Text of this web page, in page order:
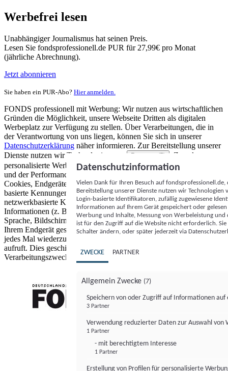
Werbefrei lesen
Unabhängiger Journalismus hat seinen Preis.
Lesen Sie fondsprofessionell.de PUR für 27,99€ pro Monat
(jährliche Abrechnung).
Jetzt abonnieren
Sie haben ein PUR-Abo? Hier anmelden.
FONDS professionell mit Werbung: Wir nutzen aus wirtschaftlichen
Gründen die Möglichkeit, unsere Webseite Dritten als digitalen
Werbeplatz zur Verfügung zu stellen. Über Verarbeitungen, die in
der Verantwortung von uns liegen, können Sie sich in unserer
Datenschutzerklärung näher informieren. Zur Bereitstellung unserer
Dienste nutzen wir Technologien von
Partnern (5)
. Zwecke:
personalisierte Werbung und Inhalte, Messung von Werbeleistung
und der Performance von Inhalten sowie Zielgruppenforschung.
Cookies, Endgeräte- oder ähnliche Online-Kennungen (z. B. login-
basierte Kennungen, zufällig generierte Kennungen,
netzwerkbasierte Kennungen) können zusammen mit anderen
Informationen (z. B. Browsertyp und Browserinformationen,
Sprache, Bildschirmgröße, unterstützte Technologien usw.) auf
Ihrem Endgerät gespeichert oder von dort ausgelesen werden, um es
jedes Mal wiederzuerkennen, wenn es eine App oder einer Webseite
aufruft. Dies geschieht für einen oder mehrere der hier aufgeführten
Verarbeitungszwecke.
Datenschutzinformation
Vielen Dank für Ihren Besuch auf
Bereitstellung unserer Dienste nutzen wir Technologien
Login-basierte Identifikatoren, zufällig zugewiesene
Informationen auf Ihrem Gerät gespeichert oder
Werbung und Inhalte, Messung von Werbeleistung
ist für den Zugriff auf die Website nicht erforderlich.
Schalter ändern, oder später jederzeit via
ZWECKE PARTNER
Allgemein Zwecke (7)
Speichern von oder Zugriff auf Informationen auf
3 Partner
Verwendung reduzierter Daten zur Auswahl von
1 Partner
- mit berechtigtem Interesse
1 Partner
Erstellung von Profilen für personalisierte
FONDS professionell